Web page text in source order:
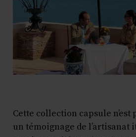
Cette collection capsule n’est
un témoignage de l’artisanat